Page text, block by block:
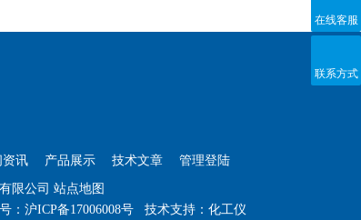
资讯 产品展示 技术文章 管理登陆
限公司 站点地图
： 沪ICP备17006008号 技术支持： 化工仪
在线客服
联系方式